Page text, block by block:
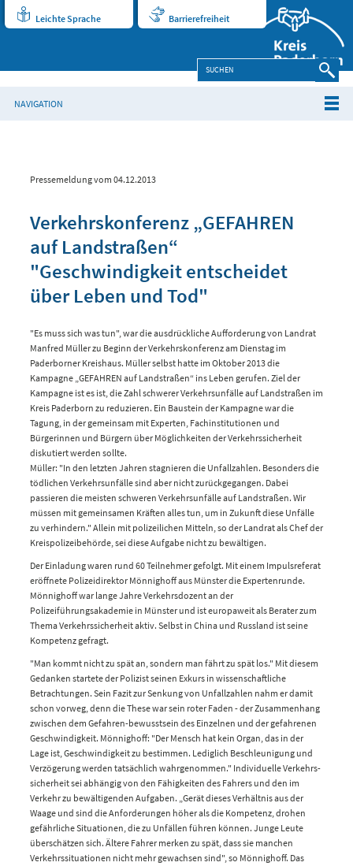
Leichte Sprache Barrierefreiheit
NAVIGATION
Pressemeldung vom 04.12.2013
Verkehrskonferenz „GEFAHREN
auf Landstraßen“
"Geschwindigkeit entscheidet
über Leben und Tod"
"Es muss sich was tun", war die ausdrückliche Aufforderung von Landrat
Manfred Müller zu Beginn der Verkehrskonferenz am Dienstag im
Paderborner Kreishaus. Müller selbst hatte im Oktober 2013 die
Kampagne „GEFAHREN auf Landstraßen“ ins Leben gerufen. Ziel der
Kampagne ist es ist, die Zahl schwerer Verkehrsunfälle auf Landstraßen im
Kreis Paderborn zu reduzieren. Ein Baustein der Kampagne war die
Tagung, in der gemeinsam mit Experten, Fachinstitutionen und
Bürgerinnen und Bürgern über Möglichkeiten der Verkehrssicherheit
diskutiert werden sollte.
Müller: "In den letzten Jahren stagnieren die Unfallzahlen. Besonders die
tödlichen Verkehrsunfälle sind aber nicht zurückgegangen. Dabei
passieren die meisten schweren Verkehrsunfälle auf Landstraßen. Wir
müssen mit gemeinsamen Kräften alles tun, um in Zukunft diese Unfälle
zu verhindern." Allein mit polizeilichen Mitteln, so der Landrat als Chef der
Kreispolizeibehörde, sei diese Aufgabe nicht zu bewältigen.
Der Einladung waren rund 60 Teilnehmer gefolgt. Mit einem Impulsreferat
eröffnete Polizeidirektor Mönnighoff aus Münster die Expertenrunde.
Mönnighoff war lange Jahre Verkehrsdozent an der
Polizeiführungsakademie in Münster und ist europaweit als Berater zum
Thema Verkehrssicherheit aktiv. Selbst in China und Russland ist seine
Kompetenz gefragt.
"Man kommt nicht zu spät an, sondern man fährt zu spät los." Mit diesem
Gedanken startete der Polizist seinen Exkurs in wissenschaftliche
Betrachtungen. Sein Fazit zur Senkung von Unfallzahlen nahm er damit
schon vorweg, denn die These war sein roter Faden - der Zusammenhang
zwischen dem Gefahren-bewusstsein des Einzelnen und der gefahrenen
Geschwindigkeit. Mönnighoff: "Der Mensch hat kein Organ, das in der
Lage ist, Geschwindigkeit zu bestimmen. Lediglich Beschleunigung und
Verzögerung werden tatsächlich wahrgenommen." Individuelle Verkehrs-
sicherheit sei abhängig von den Fähigkeiten des Fahrers und den im
Verkehr zu bewältigenden Aufgaben. „Gerät dieses Verhältnis aus der
Waage und sind die Anforderungen höher als die Kompetenz, drohen
gefährliche Situationen, die zu Unfällen führen können. Junge Leute
überschätzen sich. Ältere Fahrer merken zu spät, dass sie manchen
Verkehrssituationen nicht mehr gewachsen sind", so Mönnighoff. Das